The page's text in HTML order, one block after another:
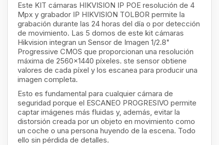
Este KIT cámaras HIKVISION IP POE resolución de 4
Mpx y grabador IP HIKVISION TOLBOR permite la
grabación durante las 24 horas del día o por detección
de movimiento. Las 5 domos de este kit cámaras
Hikvision integran un Sensor de Imagen 1/2.8"
Progressive CMOS que proporcionan una resolución
máxima de 2560x1440 píxeles. ste sensor obtiene
valores de cada píxel y los escanea para producir una
imagen completa.
Esto es fundamental para cualquier cámara de
seguridad porque el ESCANEO PROGRESIVO permite
captar imágenes más fluidas y, además, evitar la
distorsión creada por un objeto en movimiento como
un coche o una persona huyendo de la escena. Todo
ello sin pérdida de detalles.